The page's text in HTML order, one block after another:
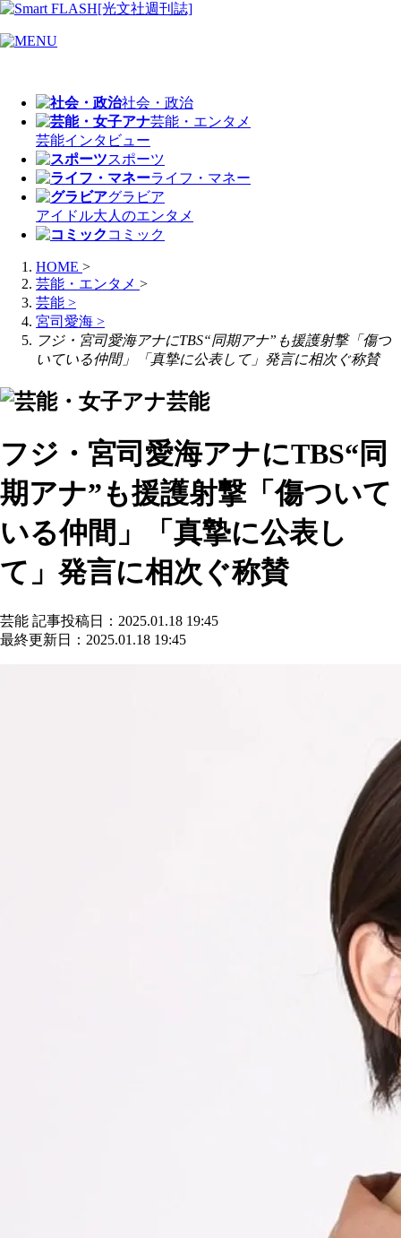
社会・政治
芸能・エンタメ
芸能インタビュー
スポーツ
ライフ・マネー
グラビア
アイドル大人のエンタメ
コミック
HOME >
芸能・エンタメ >
芸能 >
宮司愛海 >
フジ・宮司愛海アナにTBS“同期アナ”も援護射撃「傷つ
いている仲間」「真摯に公表して」発言に相次ぐ称賛
芸能
フジ・宮司愛海アナにTBS“同
期アナ”も援護射撃「傷ついて
いる仲間」「真摯に公表し
て」発言に相次ぐ称賛
芸能 記事投稿日：2025.01.18 19:45
最終更新日：2025.01.18 19:45